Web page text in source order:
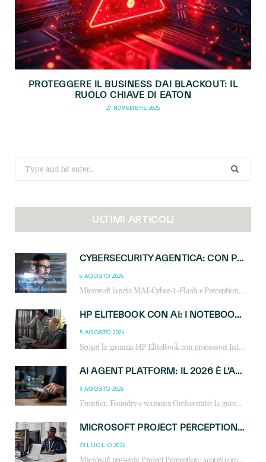
PROTEGGERE IL BUSINESS DAI BLACKOUT: IL
RUOLO CHIAVE DI EATON
27 NOVEMBRE 2025
for:
ULTIMI ARTICOLI
CYBERSECURITY AGENTICA: CON PERCEPTION E MAI-CYBER-1-FLASH MICROSOFT APRE NUOVI SERVIZI PER IL CANALE
6 AGOSTO 2026
Microsoft lancia MAI-Cyber-1-Flash e Perception: cybersecurity agentica in preview dal 3 novembre. Cosa cambia per MSP, system integrator e reseller.
HP ELITEBOOK CON AI: I NOTEBOOK BUSINESS INTELLIGENTI CHE TRASFORMANO PRODUTTIVITÀ, SICUREZZA E LAVORO IBRIDO
5 AGOSTO 2026
Scopri la gamma HP EliteBook con processori Intel® Core™ Ultra e AMD Ryzen™ AI. Notebook business progettati per aumentare la produttività, migliorare la collaborazione e garantire sicurezza avanzata in ufficio e in mobilità.
AI AGENT PLATFORM: IL 2026 È L’ANNO DEL «SISTEMA OPERATIVO» PER GLI AGENTI AZIENDALI
3 AGOSTO 2026
Frontier, Foundry e watsonx Orchestrate: la guerra delle piattaforme AI agent ridisegna il mercato IT. Cosa cambia per reseller, MSP e system integrator.
MICROSOFT PROJECT PERCEPTION: COME GLI AGENTI AI CAMBIERANNO SOC, CYBERSECURITY E SERVIZI MSP
29 LUGLIO 2026
Microsoft presenta Project Perception: scopri come gli agenti AI possono trasformare cybersecurity, SOC e servizi gestiti degli MSP.